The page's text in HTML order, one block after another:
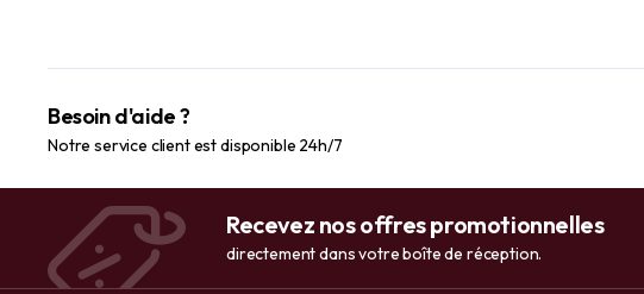
Besoin d'aide ?
Notre service client est disponible 24h/7
Recevez nos offres promotionnelles
directement dans votre boîte de réception.